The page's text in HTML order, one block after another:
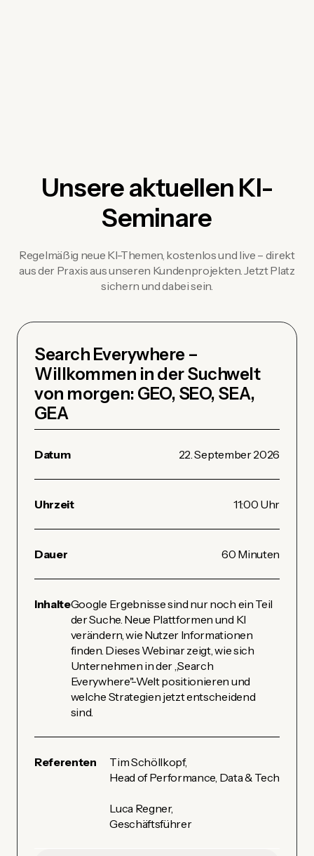
Unsere aktuellen KI-
Seminare
Regelmäßig neue KI-Themen, kostenlos und live – direkt
aus der Praxis aus unseren Kundenprojekten. Jetzt Platz
sichern und dabei sein.
Search Everywhere –
Willkommen in der Suchwelt
von morgen: GEO, SEO, SEA,
GEA
Datum 22. September 2026
Uhrzeit 11:00 Uhr
Dauer 60 Minuten
InhalteGoogle Ergebnisse sind nur noch ein Teil
der Suche. Neue Plattformen und KI
verändern, wie Nutzer Informationen
finden. Dieses Webinar zeigt, wie sich
Unternehmen in der „Search
Everywhere"-Welt positionieren und
welche Strategien jetzt entscheidend
sind.
Referenten
Tim Schöllkopf,
Head of Performance, Data & Tech
Luca Regner,
Geschäftsführer